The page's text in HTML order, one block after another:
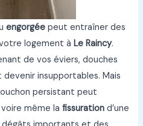
engorgée peut entraîner des
logement àLe Raincy.
de vos éviers, douches
insupportables. Mais
persistant peut
voire même lafissuration d’une